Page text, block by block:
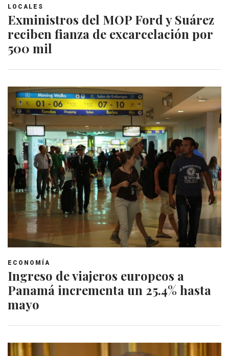
LOCALES
Exministros del MOP Ford y Suárez
reciben fianza de excarcelación por
500 mil
ECONOMÍA
Ingreso de viajeros europeos a
Panamá incrementa un 25.4% hasta
mayo